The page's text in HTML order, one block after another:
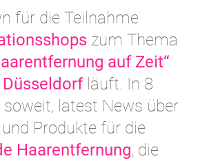
für die Teilnahme
zum Thema
auf Zeit“
Düsseldorfläuft. In 8
latest News über
Produkte für die
Haarentfernung, die